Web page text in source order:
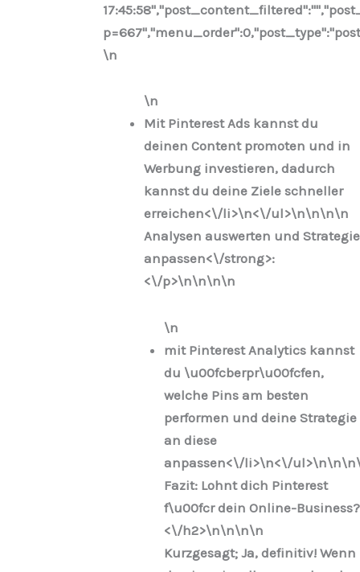
\n
\n
Mit Pinterest Ads kannst du
deinen Content promoten und in
Werbung investieren, dadurch
kannst du deine Ziele schneller
erreichen<\/li>\n<\/ul>\n\n\n\n
Analysen auswerten und Strategie
anpassen<\/strong>:
<\/p>\n\n\n\n
\n
mit Pinterest Analytics kannst
du \u00fcberpr\u00fcfen,
welche Pins am besten
performen und deine Strategie
an diese
anpassen<\/li>\n<\/ul>\n\n\n
Fazit: Lohnt dich Pinterest
f\u00fcr dein Online-Business?
<\/h2>\n\n\n\n
Kurzgesagt; Ja, definitiv! Wenn